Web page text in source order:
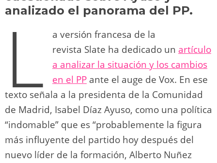
n
p o
k
analizado el panorama del PP.
L
a versión francesa de la
revista Slate ha dedicado un artículo
a analizar la situación y los cambios
en el PPante el auge de Vox. En ese
texto señala a la presidenta de la Comunidad
de Madrid, Isabel Díaz Ayuso, como una política
“indomable” que es “probablemente la figura
más influyente del partido hoy después del
nuevo líder de la formación, Alberto Nuñez